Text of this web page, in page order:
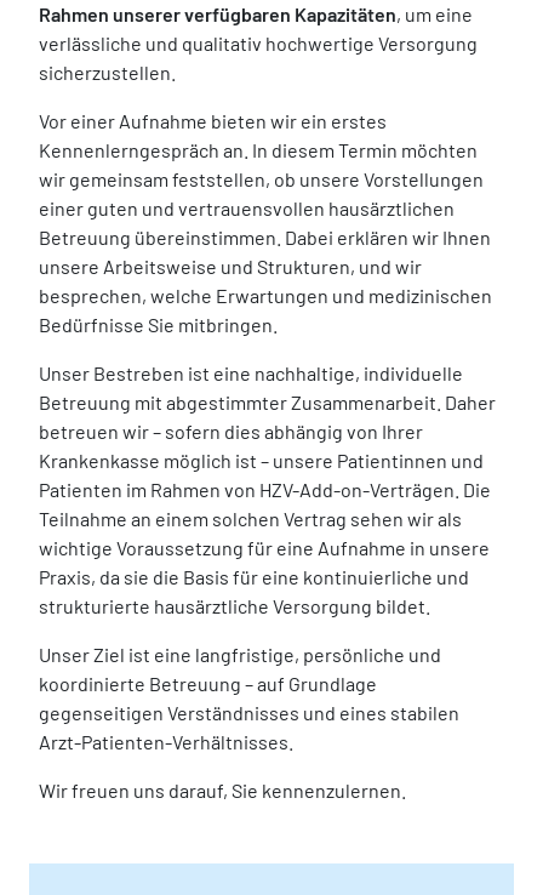
Rahmen unserer verfügbaren Kapazitäten, um eine
verlässliche und qualitativ hochwertige Versorgung
sicherzustellen.
Vor einer Aufnahme bieten wir ein erstes
Kennenlerngespräch an. In diesem Termin möchten
wir gemeinsam feststellen, ob unsere Vorstellungen
einer guten und vertrauensvollen hausärztlichen
Betreuung übereinstimmen. Dabei erklären wir Ihnen
unsere Arbeitsweise und Strukturen, und wir
besprechen, welche Erwartungen und medizinischen
Bedürfnisse Sie mitbringen.
Unser Bestreben ist eine nachhaltige, individuelle
Betreuung mit abgestimmter Zusammenarbeit. Daher
betreuen wir – sofern dies abhängig von Ihrer
Krankenkasse möglich ist – unsere Patientinnen und
Patienten im Rahmen von HZV-Add-on-Verträgen. Die
Teilnahme an einem solchen Vertrag sehen wir als
wichtige Voraussetzung für eine Aufnahme in unsere
Praxis, da sie die Basis für eine kontinuierliche und
strukturierte hausärztliche Versorgung bildet.
Unser Ziel ist eine langfristige, persönliche und
koordinierte Betreuung – auf Grundlage
gegenseitigen Verständnisses und eines stabilen
Arzt-Patienten-Verhältnisses.
Wir freuen uns darauf, Sie kennenzulernen.